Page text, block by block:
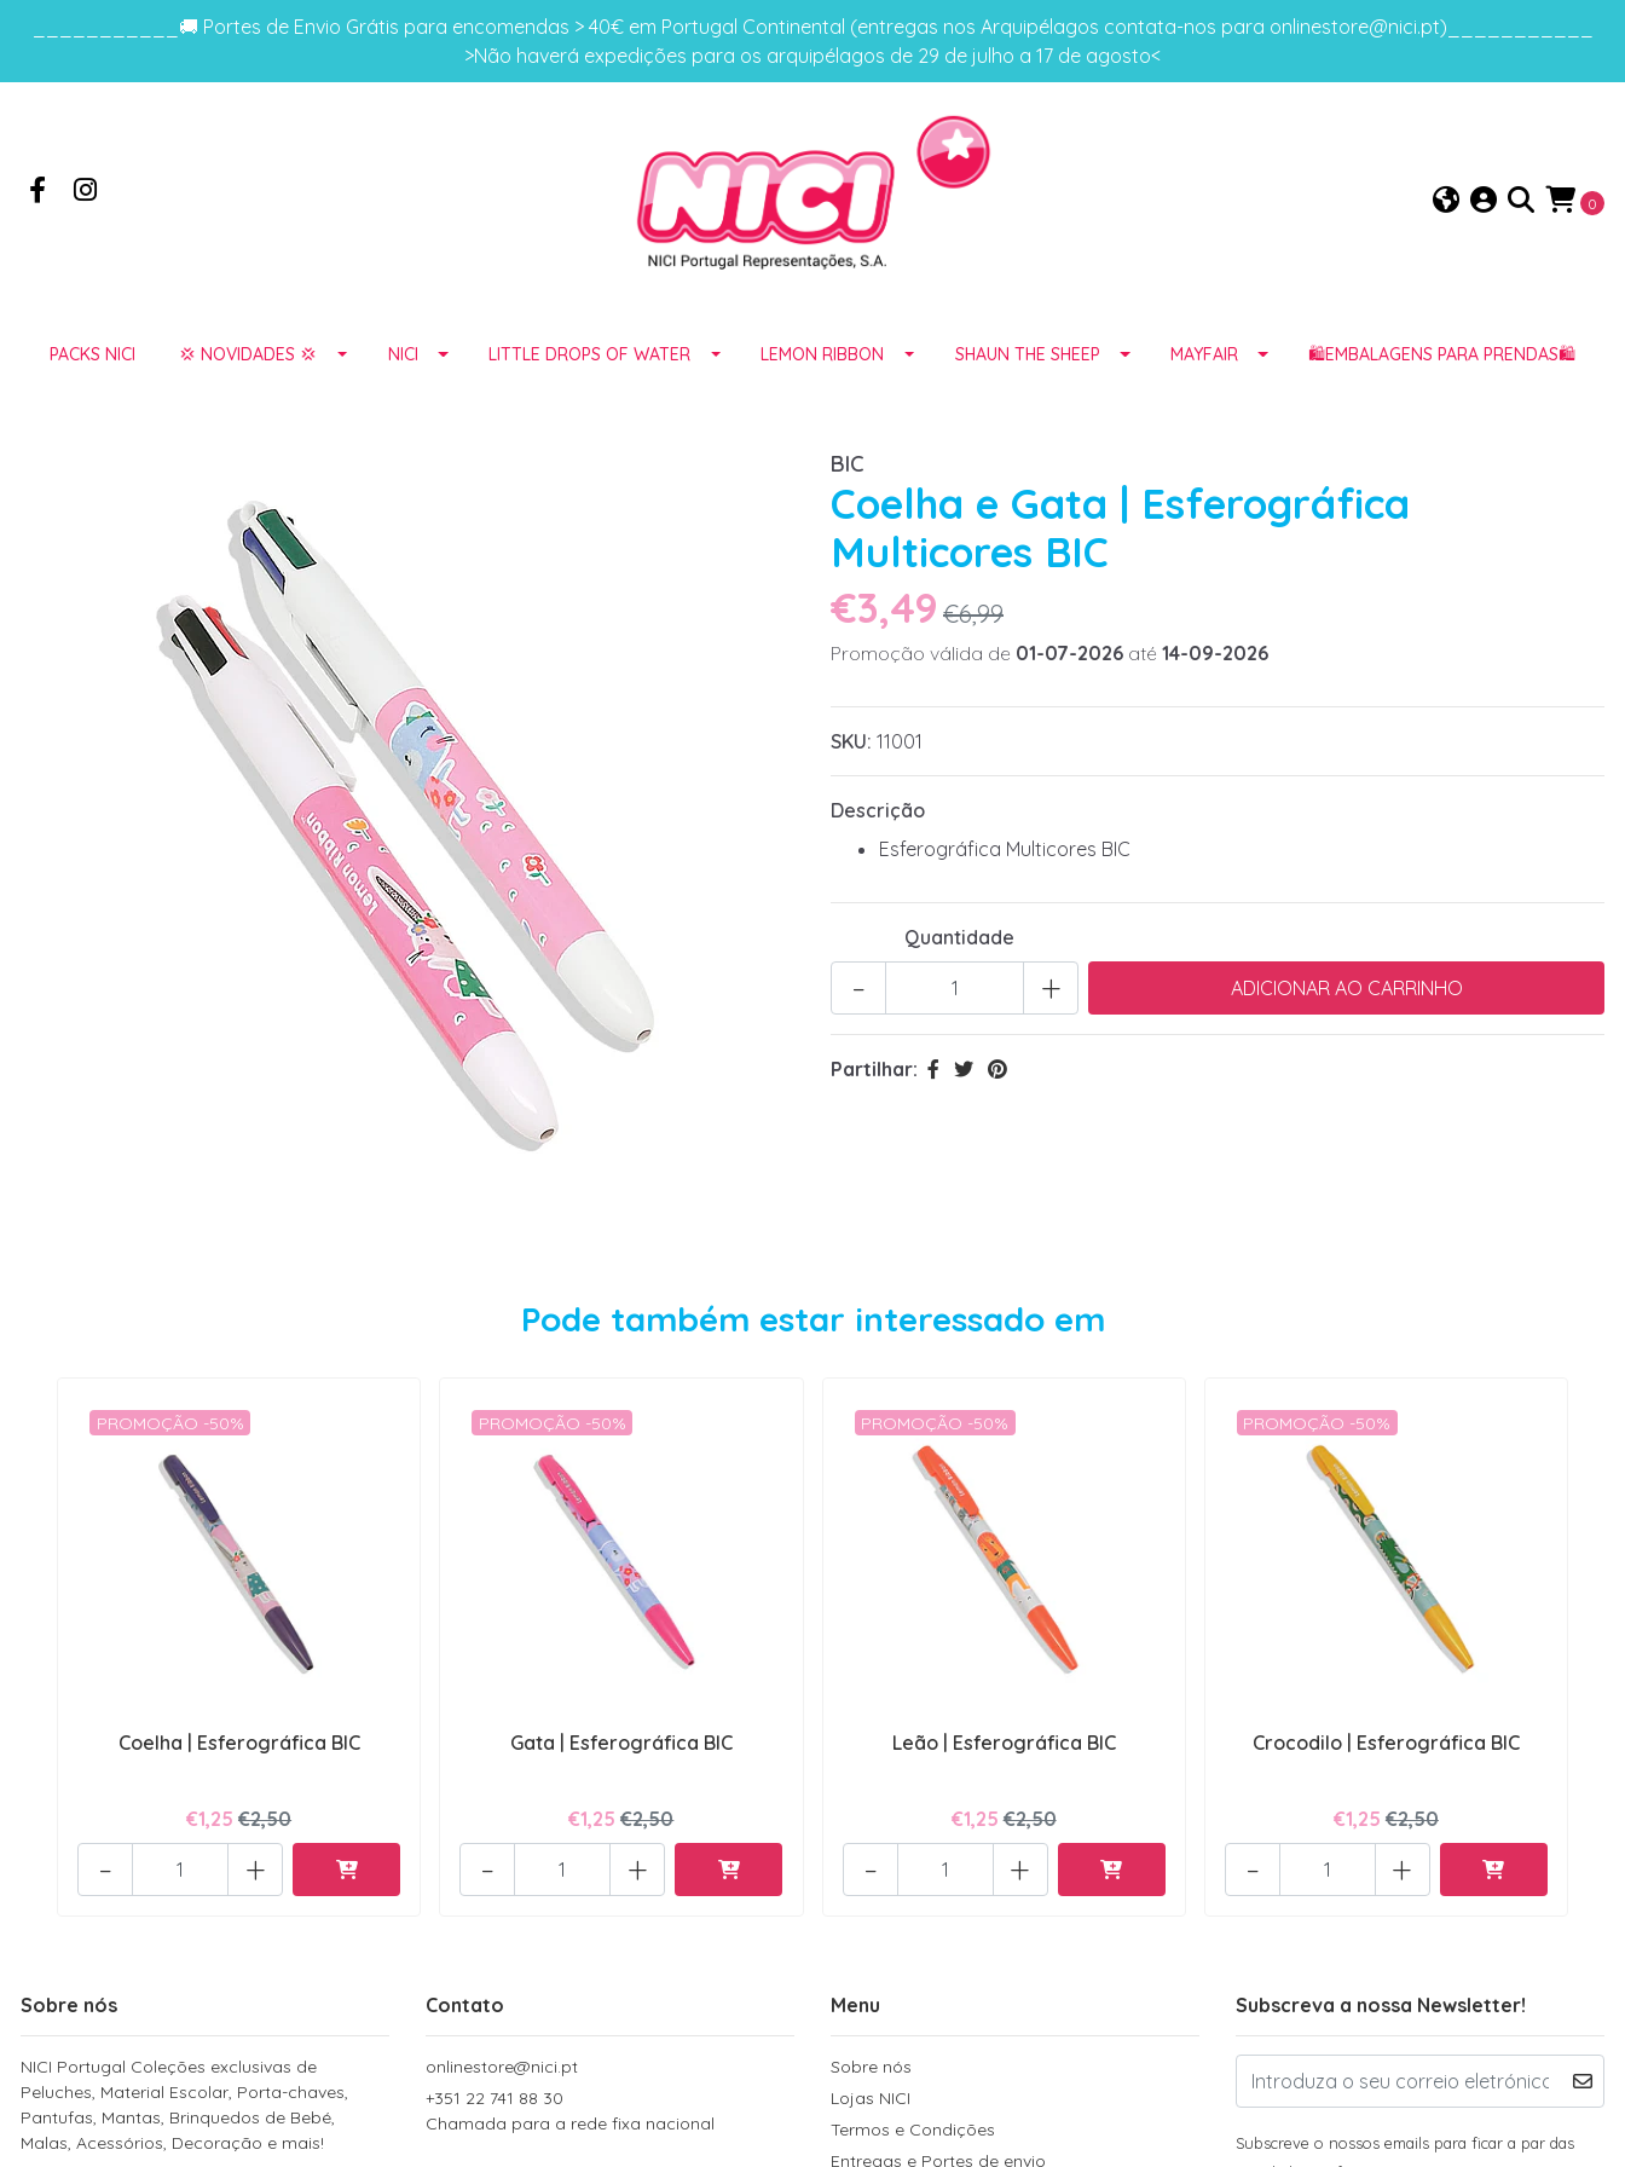
___________🚚 Portes de Envio Grátis para encomendas > 40€ em Portugal Continental (entregas nos Arquipélagos contata-nos para onlinestore@nici.pt)___________
>Não haverá expedições para os arquipélagos de 29 de julho a 17 de agosto<
0
PACKS NICI 💢 NOVIDADES 💢 NICI LITTLE DROPS OF WATER LEMON RIBBON SHAUN THE SHEEP MAYFAIR 🛍️EMBALAGENS PARA PRENDAS🛍️
BIC
Coelha e Gata | Esferográfica
Multicores BIC
€3,49 €6,99
Promoção válida de 01-07-2026 até 14-09-2026
SKU: 11001
Descrição
Esferográfica Multicores BIC
Quantidade
+
-
Partilhar:
Pode também estar interessado em
PROMOÇÃO -50%
Coelha | Esferográfica BIC
€1,25 €2,50
+
-
PROMOÇÃO -50%
Gata | Esferográfica BIC
€1,25 €2,50
+
-
PROMOÇÃO -50%
Leão | Esferográfica BIC
€1,25 €2,50
+
-
PROMOÇÃO -50%
Crocodilo | Esferográfica BIC
€1,25 €2,50
+
-
Sobre nós
NICI Portugal Coleções exclusivas de
Peluches, Material Escolar, Porta-chaves,
Pantufas, Mantas, Brinquedos de Bebé,
Malas, Acessórios, Decoração e mais!
Contato
onlinestore@nici.pt
+351 22 741 88 30
Chamada para a rede fixa nacional
Menu
Sobre nós
Lojas NICI
Termos e Condições
Entregas e Portes de envio
Subscreva a nossa Newsletter!
Subscreve o nossos emails para ficar a par das